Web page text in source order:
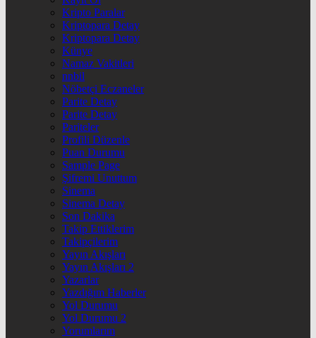
Kripto Paralar
Kriptopara Detay
Kriptopara Detay
Künye
Namaz Vakitleri
nnbil
Nöbetçi Eczaneler
Parite Detay
Parite Detay
Pariteler
Profili Düzenle
Puan Durumu
Sample Page
Şifremi Unuttum
Sinema
Sinema Detay
Son Dakika
Takip Ettiklerim
Takipçilerim
Yayın Akışları
Yayın Akışları 2
Yazarlar
Yazdığım Haberler
Yol Durumu
Yol Durumu 2
Yorumlarım